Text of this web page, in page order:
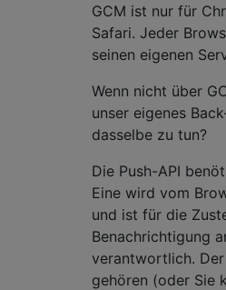
GCM ist nur für
Safari. Jeder
seinen eigenen
Wenn nicht über
unser eigenes
dasselbe zu tun?
Die Push-API
Eine wird vom
und ist für die
Benachrichtigung
verantwortlich.
gehören (oder Sie